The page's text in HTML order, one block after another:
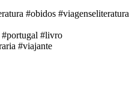
#obidos #viagenseliteratura
#portugal #livro
#viajante